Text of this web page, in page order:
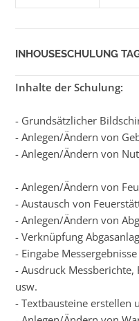
INHOUSESCHULUNG
Inhalte der Schulung:
- Grundsätzlicher
- Anlegen/Ändern von
- Anlegen/Ändern von
- Anlegen/Ändern von
- Austausch von
- Anlegen/Ändern von
- Verknüpfung
- Eingabe Messergebnisse
- Ausdruck
usw.
- Textbausteine erstellen